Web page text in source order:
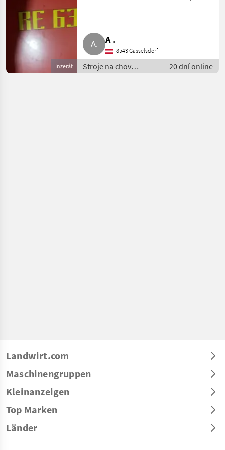
Inzerát
A .
8543 Gasselsdorf
Stroje na chov
hospodárskych zvierat
20 dní online
Landwirt.com
Maschinengruppen
Kleinanzeigen
Top Marken
Länder